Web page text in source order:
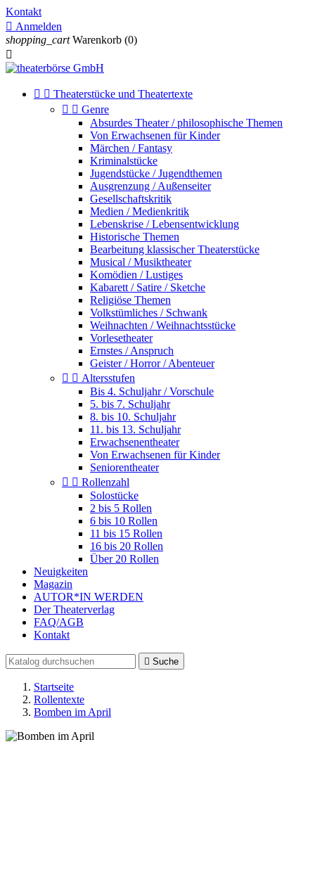
Kontakt
 Anmelden
shopping_cart Warenkorb (0)

  Theaterstücke und Theatertexte
  Genre
Absurdes Theater / philosophische Themen
Von Erwachsenen für Kinder
Märchen / Fantasy
Kriminalstücke
Jugendstücke / Jugendthemen
Ausgrenzung / Außenseiter
Gesellschaftskritik
Medien / Medienkritik
Lebenskrise / Lebensentwicklung
Historische Themen
Bearbeitung klassischer Theaterstücke
Musical / Musiktheater
Komödien / Lustiges
Kabarett / Satire / Sketche
Religiöse Themen
Volkstümliches / Schwank
Weihnachten / Weihnachtsstücke
Vorlesetheater
Ernstes / Anspruch
Geister / Horror / Abenteuer
  Altersstufen
Bis 4. Schuljahr / Vorschule
5. bis 7. Schuljahr
8. bis 10. Schuljahr
11. bis 13. Schuljahr
Erwachsenentheater
Von Erwachsenen für Kinder
Seniorentheater
  Rollenzahl
Solostücke
2 bis 5 Rollen
6 bis 10 Rollen
11 bis 15 Rollen
16 bis 20 Rollen
Über 20 Rollen
Neuigkeiten
Magazin
AUTOR*IN WERDEN
Der Theaterverlag
FAQ/AGB
Kontakt
 Suche
Startseite
Rollentexte
Bomben im April